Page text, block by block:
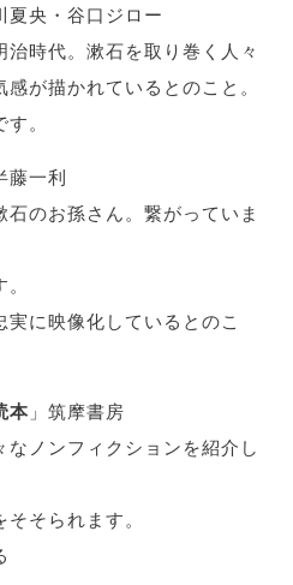
夏央・谷口ジロー
時代。漱石を取り巻く人々
が描かれているとのこと。
。
藤一利
のお孫さん。繋がっていま
に映像化しているとのこ
本 」筑摩書房
ノンフィクションを紹介し
そられます。